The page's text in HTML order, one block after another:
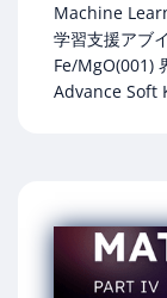
Machine
学習支援アブ
Fe/MgO(001)
Advance Soft